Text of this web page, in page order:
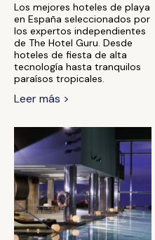
Los mejores hoteles de playa
en España seleccionados por
los expertos independientes
de The Hotel Guru. Desde
hoteles de fiesta de alta
tecnología hasta tranquilos
paraísos tropicales.
Leer más >